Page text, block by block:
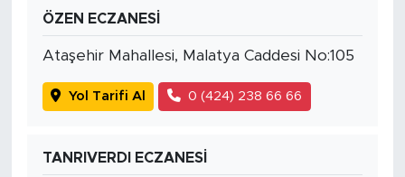
ÖZEN ECZANESİ
Ataşehir Mahallesi, Malatya Caddesi No:105
Yol Tarifi Al 0 (424) 238 66 66
TANRIVERDI ECZANESİ